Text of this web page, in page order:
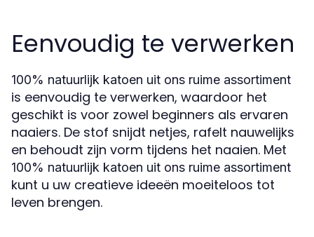
Eenvoudig te verwerken
100% natuurlijk katoen uit ons ruime assortiment
is eenvoudig te verwerken, waardoor het
geschikt is voor zowel beginners als ervaren
naaiers. De stof snijdt netjes, rafelt nauwelijks
en behoudt zijn vorm tijdens het naaien. Met
100% natuurlijk katoen uit ons ruime assortiment
kunt u uw creatieve ideeën moeiteloos tot
leven brengen.